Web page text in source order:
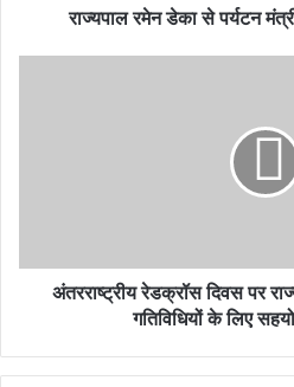
राज्यपाल रमेन डेका से पर्यटन
अंतरराष्ट्रीय रेडक्रॉस दिवस पर
गतिविधियों के लिए